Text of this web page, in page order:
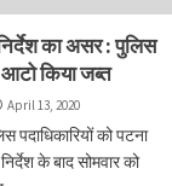
का असर : पुलिस
किया जब्त
April 13, 2020
पदाधिकारियों को पटना
के बाद सोमवार को